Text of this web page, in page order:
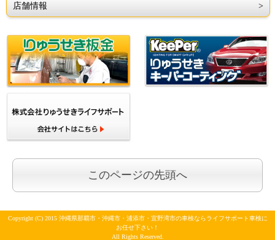
店舗情報
このページの先頭へ
Copyright (C) 2015 沖縄県那覇市・沖縄市・浦添市・宜野湾市の車検ならライフサポート車検に
お任せ下さい！
All Rights Reserved.